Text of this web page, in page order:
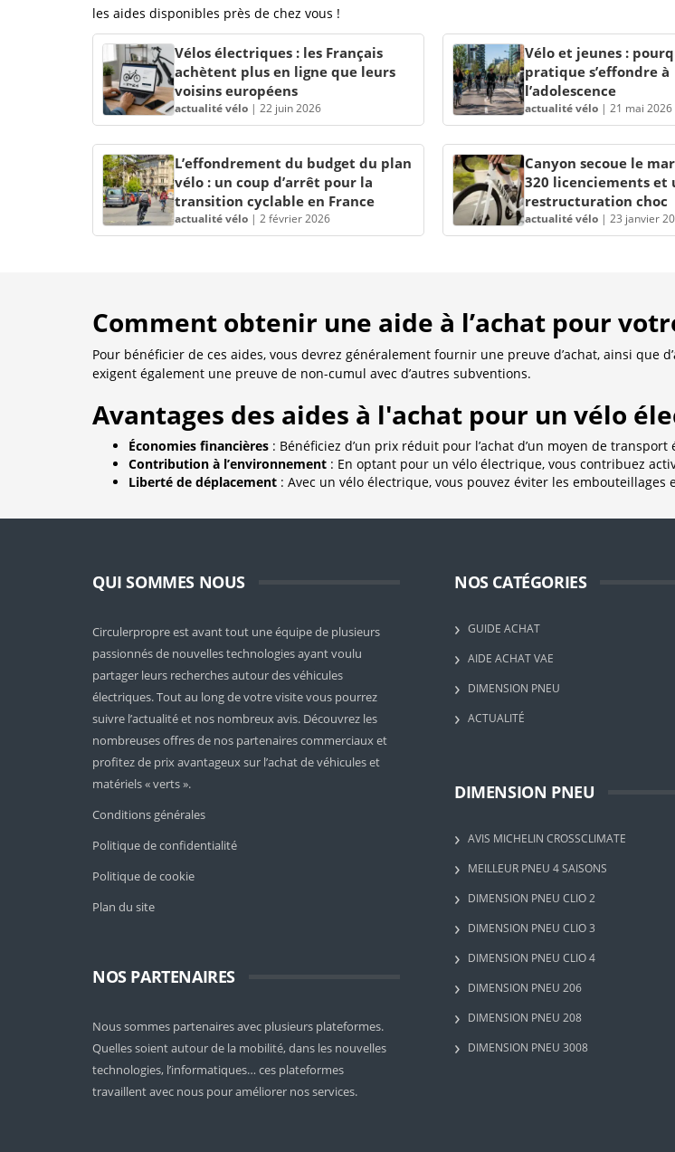
les aides disponibles près de chez vous !
Vélos électriques : les Français
achètent plus en ligne que leurs
voisins européens
actualité vélo | 22 juin 2026
Vélo et jeunes :
pratique s’effondre à
l’adolescence
actualité vélo| 21 mai 2026
L’effondrement du budget du plan
vélo : un coup d’arrêt pour la
transition cyclable en France
actualité vélo | 2 février 2026
Canyon secoue le
320 licenciements et
restructuration choc
actualité vélo| 23 janvier
Comment obtenir une aide à l’achat pour
Pour bénéficier de ces aides, vous devrez généralement fournir une preuve d’achat, ainsi que
exigent également une preuve de non-cumul avec d’autres subventions.
Avantages des aides à l'achat pour un vélo
Économies financières : Bénéficiez d’un prix réduit pour l’achat d’un moyen de transport
Contribution à l’environnement : En optant pour un vélo électrique, vous contribuez
Liberté de déplacement : Avec un vélo électrique, vous pouvez éviter les
QUI SOMMES NOUS
Circulerpropre est avant tout une équipe de plusieurs
passionnés de nouvelles technologies ayant voulu
partager leurs recherches autour des véhicules
électriques. Tout au long de votre visite vous pourrez
suivre l’actualité et nos nombreux avis. Découvrez les
nombreuses offres de nos partenaires commerciaux et
profitez de prix avantageux sur l’achat de véhicules et
matériels « verts ».
Conditions générales
Politique de confidentialité
Politique de cookie
Plan du site
NOS PARTENAIRES
Nous sommes partenaires avec plusieurs plateformes.
Quelles soientautour de la mobilité, dans les nouvelles
technologies, l’informatiques… ces plateformes
travaillent avec nous pour améliorer nos services.
NOS CATÉGORIES
GUIDE ACHAT
AIDE ACHAT VAE
DIMENSION PNEU
ACTUALITÉ
DIMENSION PNEU
AVIS MICHELIN CROSSCLIMATE
MEILLEUR PNEU 4 SAISONS
DIMENSION PNEU CLIO 2
DIMENSION PNEU CLIO 3
DIMENSION PNEU CLIO 4
DIMENSION PNEU 206
DIMENSION PNEU 208
DIMENSION PNEU 3008